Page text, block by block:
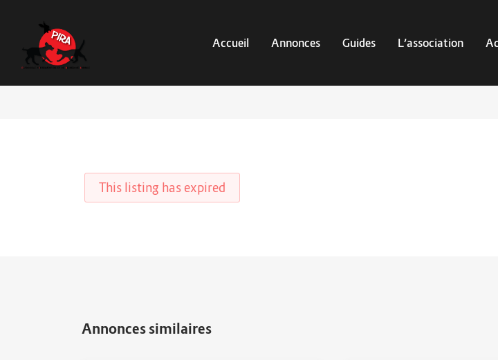
Accueil Annonces Guides L’association
This listing has expired